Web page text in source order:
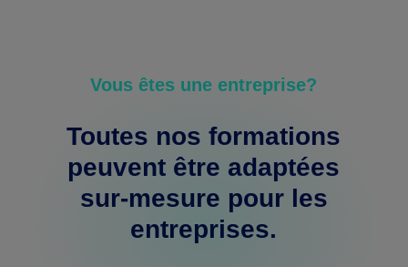
Vous êtes une entreprise?
Toutes nos formations
peuvent être adaptées
sur-mesure pour les
entreprises.